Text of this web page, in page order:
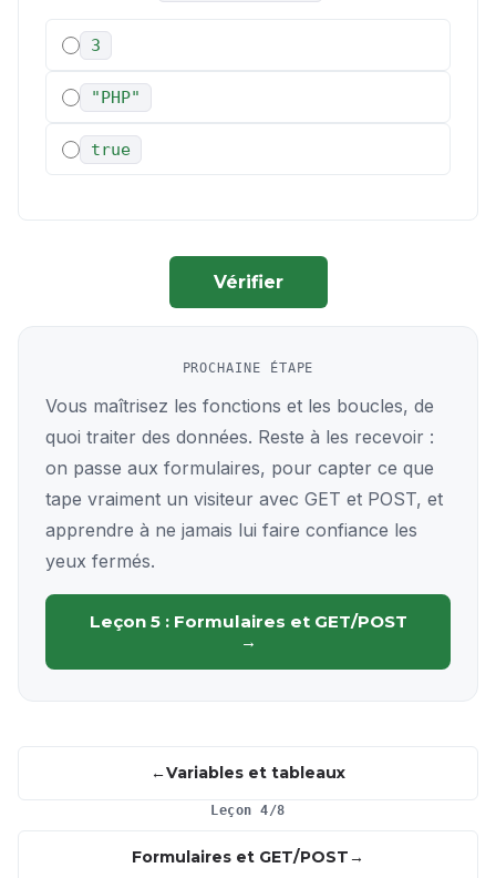
3
"PHP"
true
Vérifier
PROCHAINE ÉTAPE
Vous maîtrisez les fonctions et les boucles, de
quoi traiter des données. Reste à les recevoir :
on passe aux formulaires, pour capter ce que
tape vraiment un visiteur avec GET et POST, et
apprendre à ne jamais lui faire confiance les
yeux fermés.
Leçon 5 : Formulaires et GET/POST
→
Variables et tableaux
Leçon 4/8
Formulaires et GET/POST